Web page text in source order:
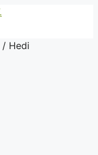
/ Hedi